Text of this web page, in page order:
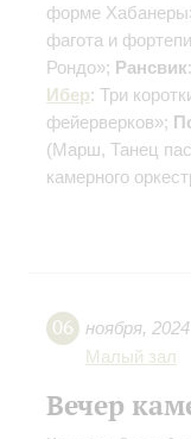
форме
фагота и
Рондо»; Рансвик
Ибер: Три
фейерверков»;
(Марш, Танец
камерного
06 ноября, 2024
Малый зал
Вечер